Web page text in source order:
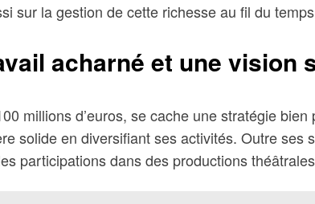
sur la gestion de cette richesse au fil du
acharné et une vision
millions d’euros, se cache une stratégie bien
solide en diversifiant ses activités. Outre ses
participations dans des productions